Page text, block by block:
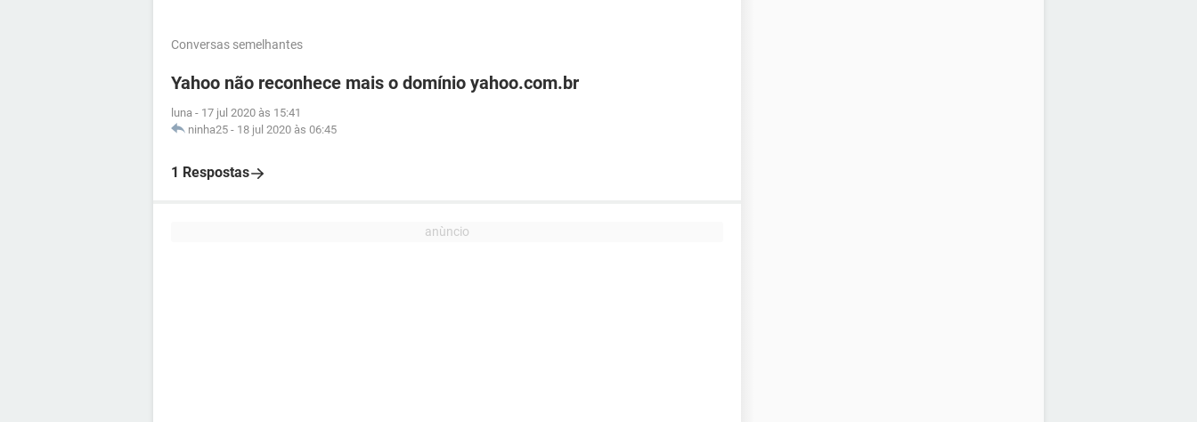
Conversas semelhantes
Yahoo não reconhece mais o domínio yahoo.com.br
luna - 17 jul 2020 às 15:41
ninha25 - 18 jul 2020 às 06:45
1 Respostas